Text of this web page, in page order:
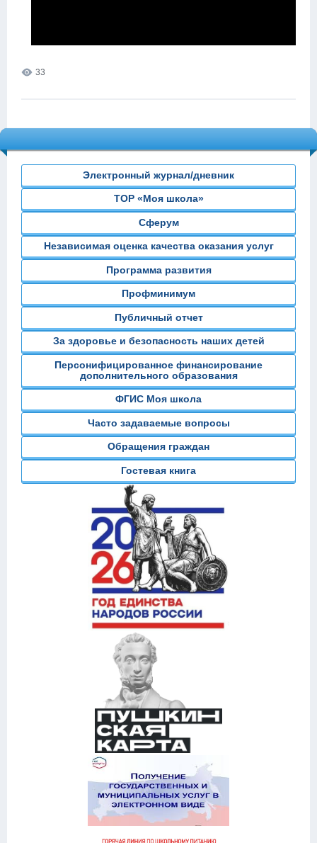
33
Электронный журнал/дневник
ТОР «Моя школа»
Сферум
Независимая оценка качества оказания услуг
Программа развития
Профминимум
Публичный отчет
За здоровье и безопасность наших детей
Персонифицированное финансирование
дополнительного образования
ФГИС Моя школа
Часто задаваемые вопросы
Обращения граждан
Гостевая книга